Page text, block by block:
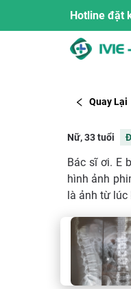
Hotline đặt
Quay Lại
Nữ, 33 tuổi
Bác sĩ ơi. E
hình ảnh
là ảnh từ lúc